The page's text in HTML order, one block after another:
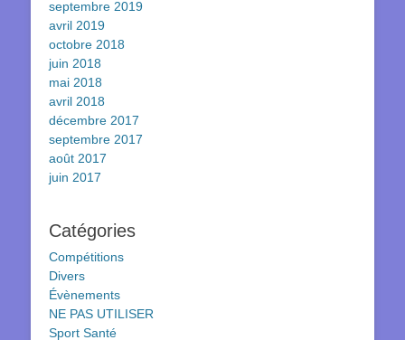
septembre 2019
avril 2019
octobre 2018
juin 2018
mai 2018
avril 2018
décembre 2017
septembre 2017
août 2017
juin 2017
Catégories
Compétitions
Divers
Évènements
NE PAS UTILISER
Sport Santé